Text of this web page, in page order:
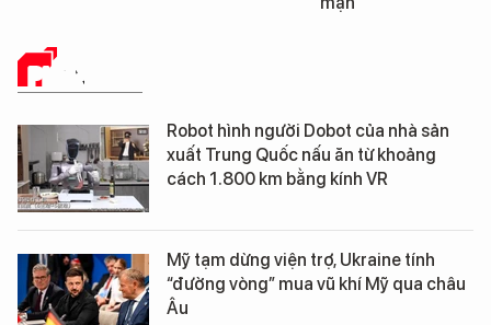
PHÂN TÍCH
Robot hình người Dobot của nhà sản
xuất Trung Quốc nấu ăn từ khoảng
cách 1.800 km bằng kính VR
Mỹ tạm dừng viện trợ, Ukraine tính
“đường vòng” mua vũ khí Mỹ qua châu
Âu